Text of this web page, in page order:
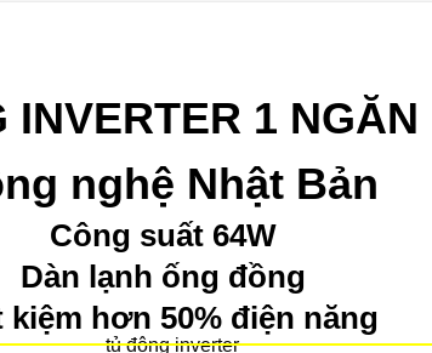
1
nghệ Nhật Bản
Công suất 64W
Dàn lạnh ống đồng
kiệm hơn 50% điện năng